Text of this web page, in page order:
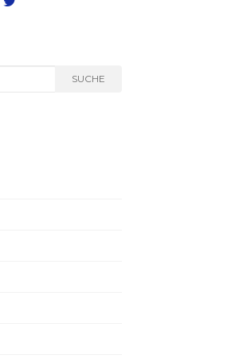
SUCHE